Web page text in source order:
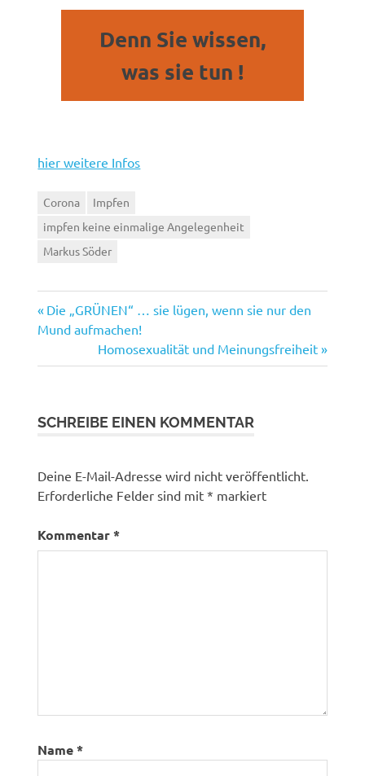
Denn Sie wissen,
was sie tun !
hier weitere Infos
Corona
Impfen
impfen keine einmalige Angelegenheit
Markus Söder
Beitragsnavigation
Vorheriger
Beitrag:
Die „GRÜNEN“ … sie lügen, wenn sie nur den
Mund aufmachen!
Nächster
Beitrag:
Homosexualität und Meinungsfreiheit
SCHREIBE EINEN KOMMENTAR
Deine E-Mail-Adresse wird nicht veröffentlicht.
Erforderliche Felder sind mit* markiert
Kommentar*
Name*